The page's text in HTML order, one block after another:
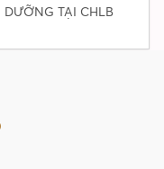
DƯỠNG TẠI CHLB